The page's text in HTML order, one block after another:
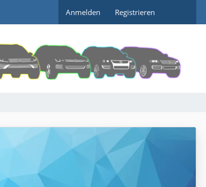
Anmelden Registrieren